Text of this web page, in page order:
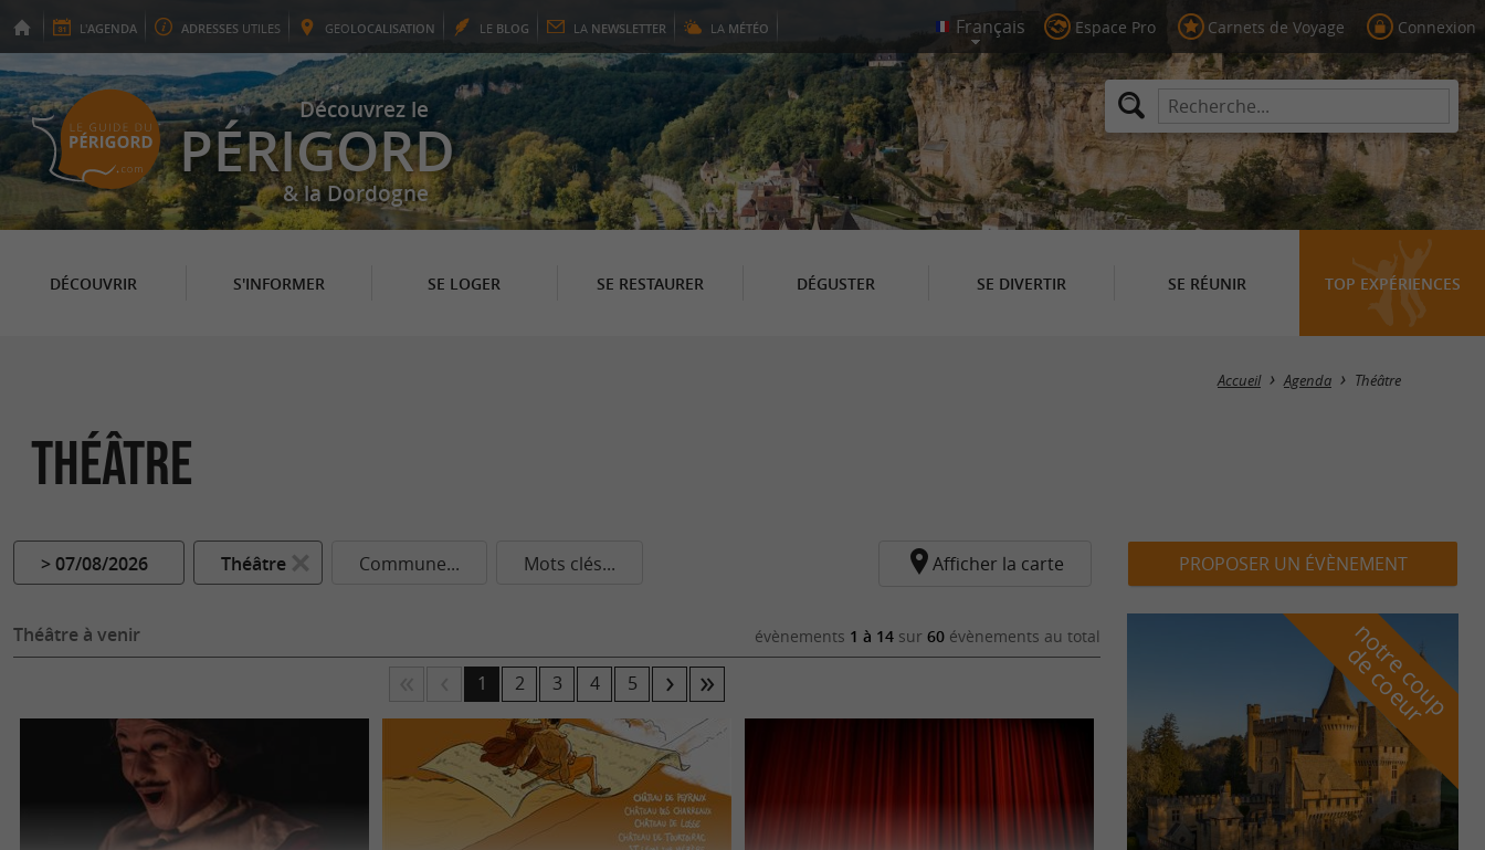
L'AGENDA ADRESSES UTILES GEOLOCALISATION LE BLOG LA NEWSLETTER LA MÉTÉO Espace Pro Carnets de Voyage Connexion
Découvrez le
PÉRIGORD
& la Dordogne
DÉCOUVRIR S'INFORMER SE LOGER SE RESTAURER DÉGUSTER SE DIVERTIR SE RÉUNIR TOP EXPÉRIENCES
Masquer la carte
Accueil Agenda Théâtre
Théâtre
> 07/08/2026 Théâtre Commune... Mots clés... Afficher la carte
Théâtre à venir évènements 1 à 14 sur 60 évènements au total
1 2 3 4 5
PROPOSER UN ÉVÈNEMENT
n
o
t
r
e
c
o
u
p
d
e
c
o
e
u
r